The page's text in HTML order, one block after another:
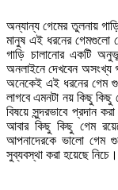
অন্যান্য গেমের তুলনায়
মানুষ এই ধরনের গেমগুলো
গাড়ি চালানোর একটি
অনলাইনে দেখবেন অসংখ্য
অনেকেই এই ধরনের গেম
লাগবে এমনটা নয় কিছু
বিষয়ে সুন্দরভাবে প্রদান
আবার কিছু কিছু গেম
আপনাদেরকে ভালো গেম
সুব্যবস্থা করা হয়েছে নিচে।